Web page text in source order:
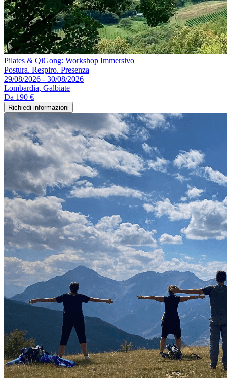
Pilates & QiGong: Workshop Immersivo
Postura. Respiro. Presenza
29/08/2026 - 30/08/2026
Lombardia, Galbiate
Da 190 €
Richiedi informazioni